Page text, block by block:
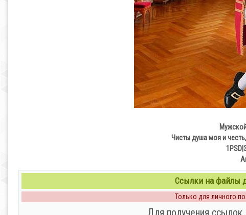
Чисты душа моя и
Ссылки на файлы
Только для личного
Для получения